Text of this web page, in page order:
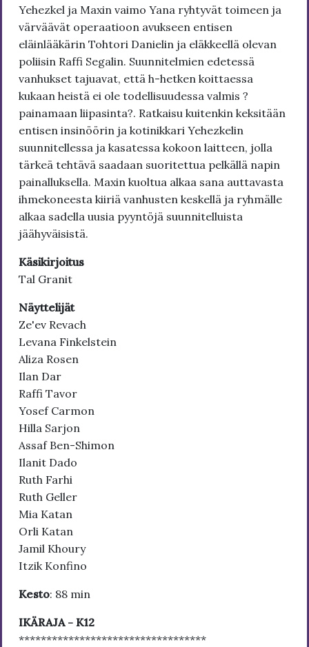
Yehezkel ja Maxin vaimo Yana ryhtyvät toimeen ja
värväävät operaatioon avukseen entisen
eläinlääkärin Tohtori Danielin ja eläkkeellä olevan
poliisin Raffi Segalin. Suunnitelmien edetessä
vanhukset tajuavat, että h-hetken koittaessa
kukaan heistä ei ole todellisuudessa valmis ?
painamaan liipasinta?. Ratkaisu kuitenkin keksitään
entisen insinöörin ja kotinikkari Yehezkelin
suunnitellessa ja kasatessa kokoon laitteen, jolla
tärkeä tehtävä saadaan suoritettua pelkällä napin
painalluksella. Maxin kuoltua alkaa sana auttavasta
ihmekoneesta kiiriä vanhusten keskellä ja ryhmälle
alkaa sadella uusia pyyntöjä suunnitelluista
jäähyväisistä.
Käsikirjoitus
Tal Granit
Näyttelijät
Ze'ev Revach
Levana Finkelstein
Aliza Rosen
Ilan Dar
Raffi Tavor
Yosef Carmon
Hilla Sarjon
Assaf Ben-Shimon
Ilanit Dado
Ruth Farhi
Ruth Geller
Mia Katan
Orli Katan
Jamil Khoury
Itzik Konfino
Kesto: 88 min
IKÄRAJA - K12
**********************************